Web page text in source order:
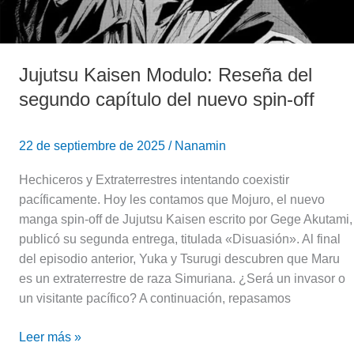
Jujutsu Kaisen Modulo: Reseña del
segundo capítulo del nuevo spin-off
22 de septiembre de 2025 / Nanamin
Hechiceros y Extraterrestres intentando coexistir
pacíficamente. Hoy les contamos que Mojuro, el nuevo
manga spin-off de Jujutsu Kaisen escrito por Gege Akutami,
publicó su segunda entrega, titulada «Disuasión». Al final
del episodio anterior, Yuka y Tsurugi descubren que Maru
es un extraterrestre de raza Simuriana. ¿Será un invasor o
un visitante pacífico? A continuación, repasamos
off
Leer más »